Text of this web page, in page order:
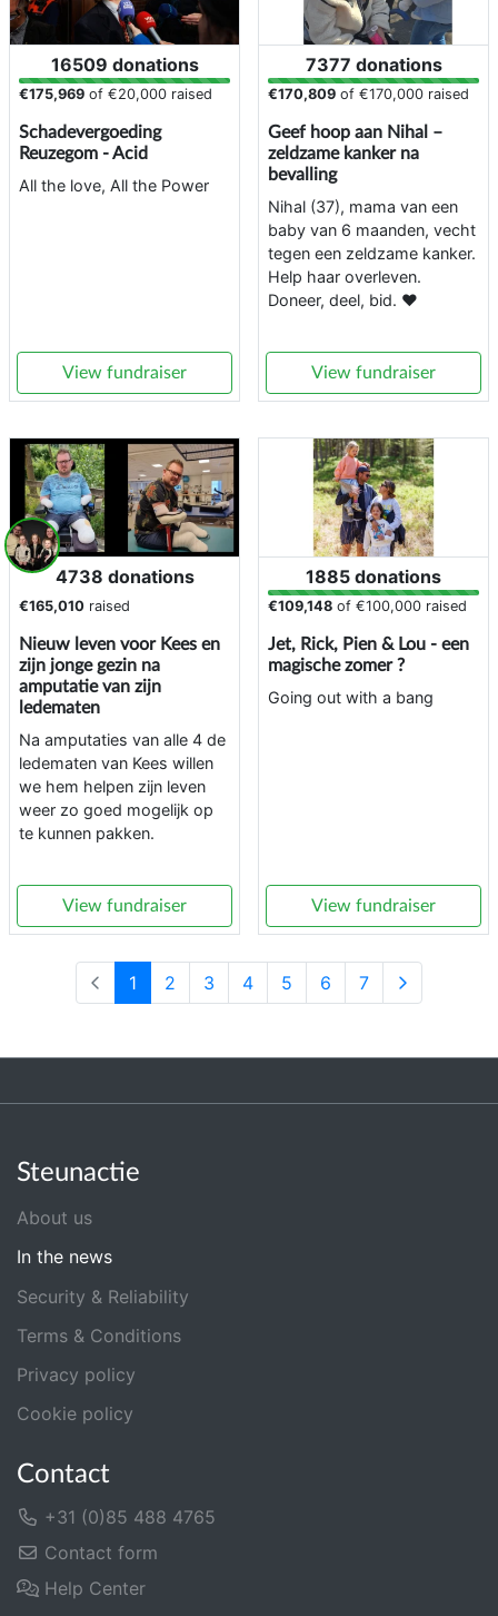
16509 donations
€175,969 of €20,000 raised
Schadevergoeding
Reuzegom - Acid
All the love, All the Power
View fundraiser
7377 donations
€170,809 of €170,000 raised
Geef hoop aan Nihal –
zeldzame kanker na
bevalling
Nihal (37), mama van een
baby van 6 maanden, vecht
tegen een zeldzame kanker.
Help haar overleven.
Doneer, deel, bid. ❤️
View fundraiser
4738 donations
€165,010 raised
Nieuw leven voor Kees en
zijn jonge gezin na
amputatie van zijn
ledematen
Na amputaties van alle 4 de
ledematen van Kees willen
we hem helpen zijn leven
weer zo goed mogelijk op
te kunnen pakken.
View fundraiser
1885 donations
€109,148 of €100,000 raised
Jet, Rick, Pien & Lou - een
magische zomer ?
Going out with a bang
View fundraiser
1 2 3 4 5 6 7
Steunactie
About us
In the news
Security & Reliability
Terms & Conditions
Privacy policy
Cookie policy
Contact
+31 (0)85 488 4765
Contact form
Help Center